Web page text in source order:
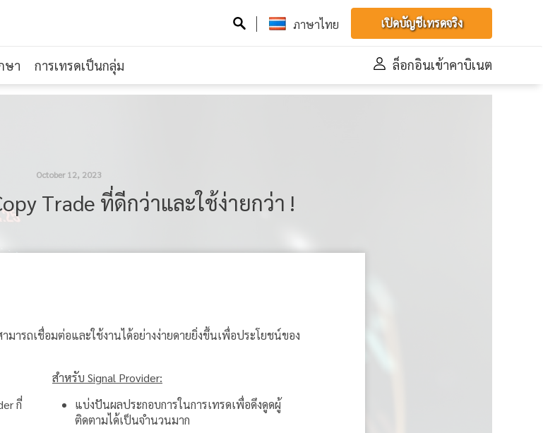
ภาษาไทย เปิดบัญชีเทรดจริง
ษา การเทรดเป็นกลุ่ม ล็อกอินเข้าคาบิเนต
October 12, 2023
Trade ที่ดีกว่าและใช้ง่ายกว่า !
ารถเชื่อมต่อและใช้งานได้อย่างง่ายดายยิ่งขึ้นเพื่อประโยชน์ของ
สำหรับ Signal Provider:
กี่
แบ่งปันผลประกอบการในการเทรดเพื่อดึงดูดผู้
ติดตามได้เป็นจำนวนมาก